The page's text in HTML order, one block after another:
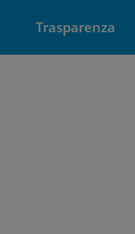
Trasparenza